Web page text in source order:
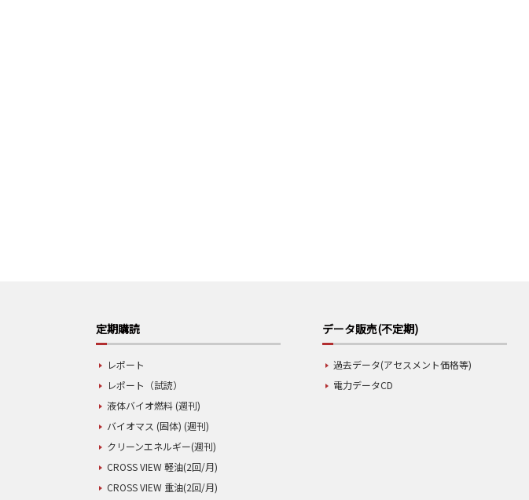
定期購読
レポート
レポート（試読）
液体バイオ燃料 (週刊)
バイオマス (固体) (週刊)
クリーンエネルギー(週刊)
CROSS VIEW 軽油(2回/月)
CROSS VIEW 重油(2回/月)
データ販売(不定期)
過去データ(アセスメント価格等)
電力データCD